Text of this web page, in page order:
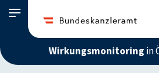
Wirkungsmonitoring in